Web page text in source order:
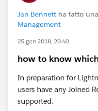
Jan Bennett ha fatto
Management
25 gen 2018, 20:40
how to know
In preparation for
users have any Joined
supported.